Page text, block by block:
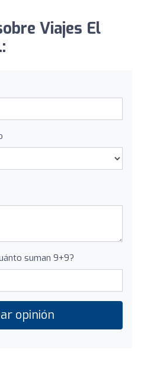
Viajes El
suman 9+9?
opinión